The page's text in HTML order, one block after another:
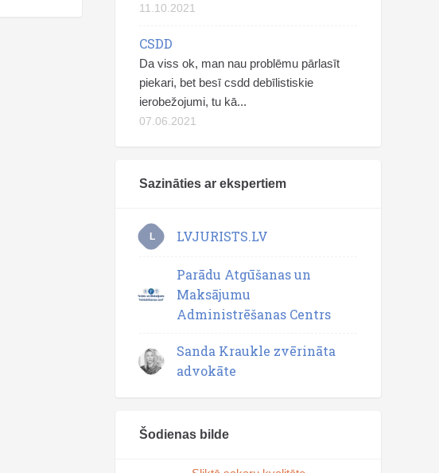
11.10.2021
CSDD
Da viss ok, man nau problēmu pārlasīt
piekari, bet besī csdd debīlistiskie
ierobežojumi, tu kā...
07.06.2021
Sazināties ar ekspertiem
L LVJURISTS.LV
Parādu Atgūšanas un
Maksājumu
Administrēšanas Centrs
Sanda Kraukle zvērināta
advokāte
Šodienas bilde